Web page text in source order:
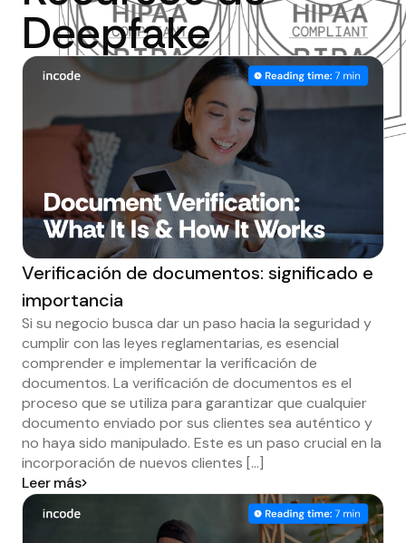
Deepfake
Verificación de documentos: significado e
importancia
Si su negocio busca dar un paso hacia la seguridad y
cumplir con las leyes reglamentarias, es esencial
comprender e implementar la verificación de
documentos. La verificación de documentos es el
proceso que se utiliza para garantizar que cualquier
documento enviado por sus clientes sea auténtico y
no haya sido manipulado. Este es un paso crucial en la
incorporación de nuevos clientes [...]
Leer más